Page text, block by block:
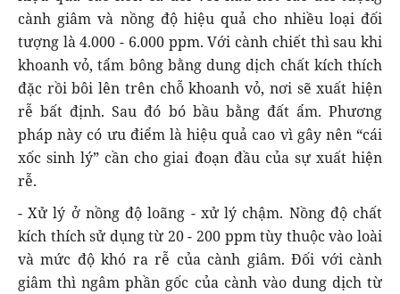
cành giâm và nồng độ hiệu quả cho nhiều loại đối
tượng là 4.000 - 6.000 ppm. Với cành chiết thì sau khi
khoanh vỏ, tẩm bông bằng dung dịch chất kích thích
đặc rồi bôi lên trên chỗ khoanh vỏ, nơi sẽ xuất hiện
rễ bất định. Sau đó bó bầu bằng đất ẩm. Phương
pháp này có ưu điểm là hiệu quả cao vì gây nên “cái
xốc sinh lý” cần cho giai đoạn đầu của sự xuất hiện
rễ.
- Xử lý ở nồng độ loãng - xử lý chậm. Nồng độ chất
kích thích sử dụng từ 20 - 200 ppm tùy thuộc vào loài
và mức độ khó ra rễ của cành giâm. Ðối với cành
giâm thì ngâm phần gốc của cành vào dung dịch từ